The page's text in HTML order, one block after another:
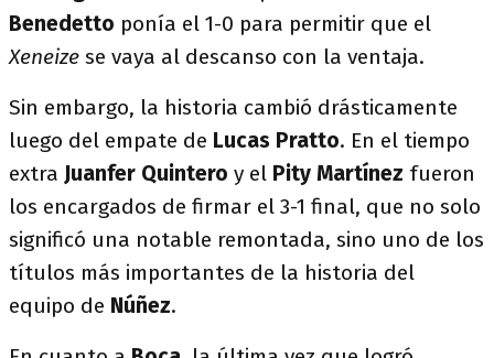
Benedetto ponía el 1-0 para permitir que el
Xeneize se vaya al descanso con la ventaja.
Sin embargo, la historia cambió drásticamente
luego del empate de Lucas Pratto. En el tiempo
extra Juanfer Quintero y el Pity Martínez fueron
los encargados de firmar el 3-1 final, que no solo
significó una notable remontada, sino uno de los
títulos más importantes de la historia del
equipo de Núñez.